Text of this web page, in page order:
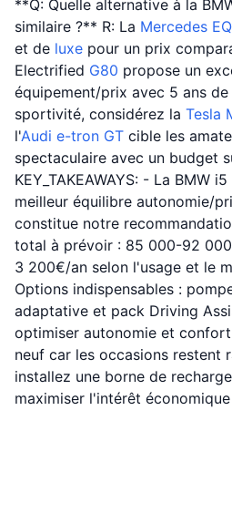
**Q: Quelle alternative à la
similaire ?** R: La Mercedes
et de luxe pour un prix
Electrified G80 propose un
équipement/prix avec 5 ans
sportivité, considérez la Tesla
l'Audi e-tron GT cible les
spectaculaire avec un budget
KEY_TAKEAWAYS: - La BMW
meilleur équilibre autonomie/
constitue notre
total à prévoir : 85 000-92
3 200€/an selon l'usage et le
Options indispensables :
adaptative et pack Driving
optimiser autonomie et
neuf car les occasions restent
installez une borne de
maximiser l'intérêt économique